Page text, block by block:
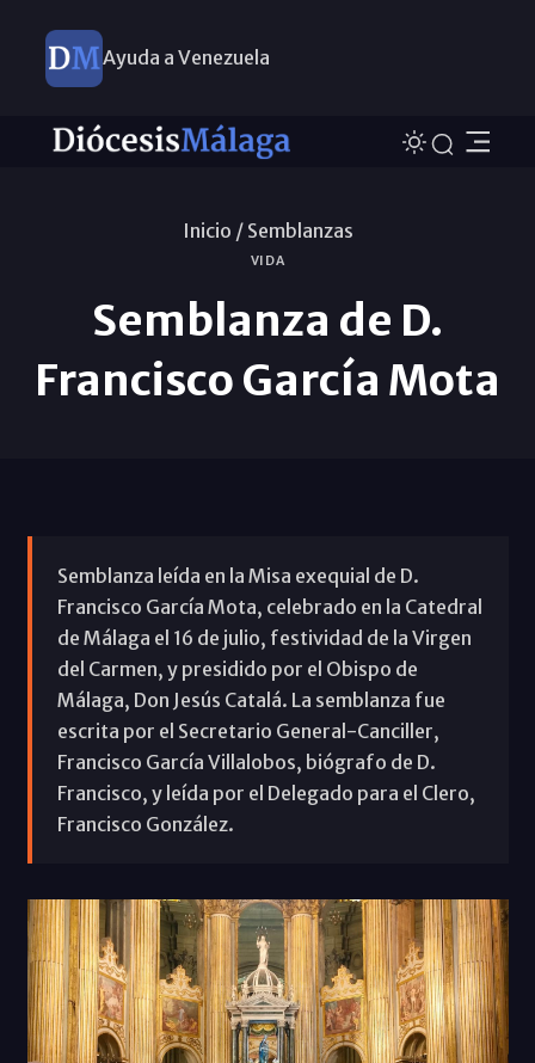
Ayuda a Venezuela
Inicio / Semblanzas
VIDA
Semblanza de D.
Francisco García Mota
Semblanza leída en la Misa exequial de D.
Francisco García Mota, celebrado en la Catedral
de Málaga el 16 de julio, festividad de la Virgen
del Carmen, y presidido por el Obispo de
Málaga, Don Jesús Catalá. La semblanza fue
escrita por el Secretario General-Canciller,
Francisco García Villalobos, biógrafo de D.
Francisco, y leída por el Delegado para el Clero,
Francisco González.